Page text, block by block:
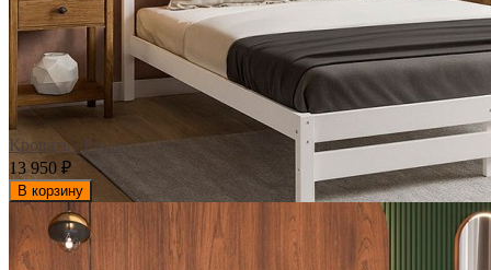
Кровать «Руна»
13 950 ₽
В корзину